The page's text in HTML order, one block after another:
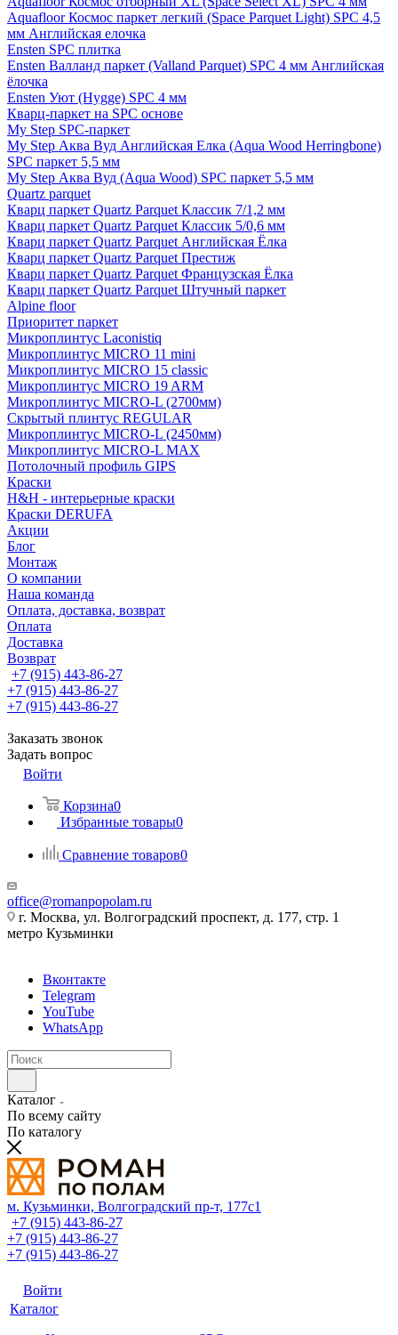
Aquafloor Космос паркет легкий (Space Parquet Light) SPC 4,5
мм Английская елочка
Ensten SPC плитка
Ensten Валланд паркет (Valland Parquet) SPC 4 мм Английская
ёлочка
Ensten Уют (Hygge) SPC 4 мм
Кварц-паркет на SPC основе
My Step SPC-паркет
My Step Аква Вуд Английская Елка (Aqua Wood Herringbone)
SPC паркет 5,5 мм
My Step Аква Вуд (Aqua Wood) SPC паркет 5,5 мм
Quartz parquet
Кварц паркет Quartz Parquet Классик 7/1,2 мм
Кварц паркет Quartz Parquet Классик 5/0,6 мм
Кварц паркет Quartz Parquet Английская Ёлка
Кварц паркет Quartz Parquet Престиж
Кварц паркет Quartz Parquet Французская Ёлка
Кварц паркет Quartz Parquet Штучный паркет
Alpine floor
Приоритет паркет
Микроплинтус Laconistiq
Микроплинтус MICRO 11 mini
Микроплинтус MICRO 15 classic
Микроплинтус MICRO 19 ARM
Микроплинтус MICRO-L (2700мм)
Скрытый плинтус REGULAR
Микроплинтус MICRO-L (2450мм)
Микроплинтус MICRO-L MAX
Потолочный профиль GIPS
Краски
H&H - интерьерные краски
Краски DERUFA
Акции
Блог
Монтаж
О компании
Наша команда
Оплата, доставка, возврат
Оплата
Доставка
Возврат
+7 (915) 443-86-27
+7 (915) 443-86-27
+7 (915) 443-86-27
Заказать звонок
Задать вопрос
Войти
Корзина0
Избранные товары0
Сравнение товаров0
office@romanpopolam.ru
г. Москва, ул. Волгоградский проспект, д. 177, стр. 1
метро Кузьминки
Вконтакте
Telegram
YouTube
WhatsApp
Каталог
По всему сайту
По каталогу
м. Кузьминки, Волгоградский пр‑т, 177с1
+7 (915) 443-86-27
+7 (915) 443-86-27
+7 (915) 443-86-27
Войти
Каталог